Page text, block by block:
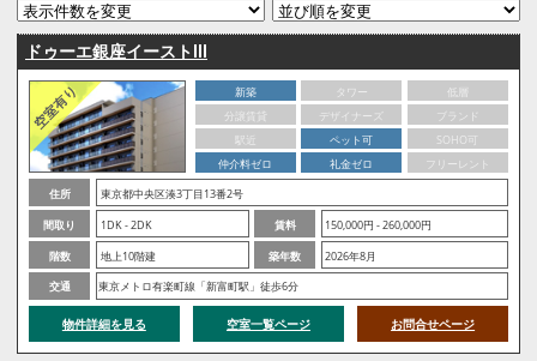
ドゥーエ銀座イーストⅢ
新築 タワー
低層
分譲賃貸
デザイナーズ
ブランド
駅近
ペット可
SOHO可
仲介料ゼロ
礼金ゼロ
フリーレント
住所
東京都中央区湊3丁目13番2号
間取り
1DK - 2DK 賃料
150,000円 - 260,000円
階数
地上10階建 築年数
2026年8月
交通
東京メトロ有楽町線「新富町駅」徒歩6分
物件詳細を見る 空室一覧ページ お問合せページ